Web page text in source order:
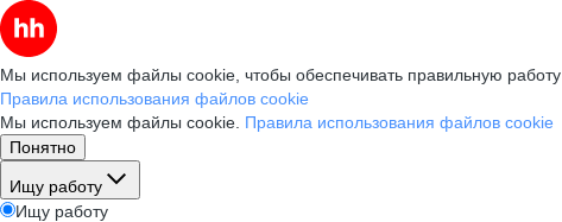
Мы используем файлы cookie, чтобы обеспечивать правильную
Правила использования файлов cookie
Мы используем файлы cookie. Правила использования файлов cookie
Понятно
Ищу работу
Ищу работу